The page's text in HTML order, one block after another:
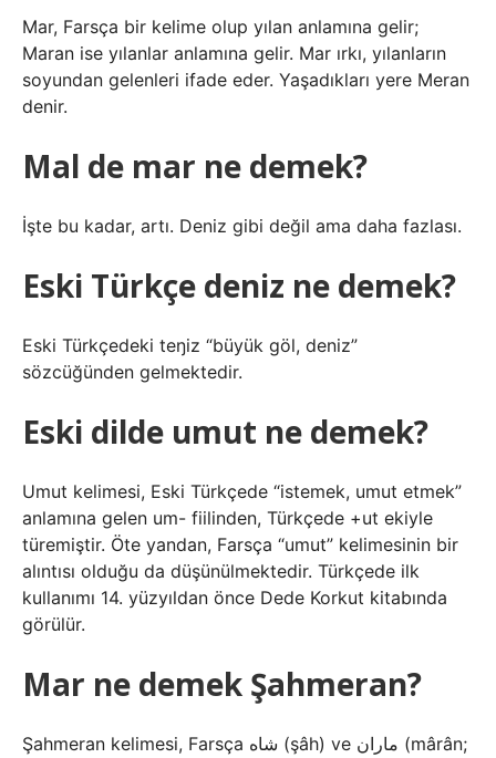
Mar, Farsça bir kelime olup yılan anlamına gelir;
Maran ise yılanlar anlamına gelir. Mar ırkı, yılanların
soyundan gelenleri ifade eder. Yaşadıkları yere Meran
denir.
Mal de mar ne demek?
İşte bu kadar, artı. Deniz gibi değil ama daha fazlası.
Eski Türkçe deniz ne demek?
Eski Türkçedeki teŋiz “büyük göl, deniz”
sözcüğünden gelmektedir.
Eski dilde umut ne demek?
Umut kelimesi, Eski Türkçede “istemek, umut etmek”
anlamına gelen um- fiilinden, Türkçede +ut ekiyle
türemiştir. Öte yandan, Farsça “umut” kelimesinin bir
alıntısı olduğu da düşünülmektedir. Türkçede ilk
kullanımı 14. yüzyıldan önce Dede Korkut kitabında
görülür.
Mar ne demek Şahmeran?
Şahmeran kelimesi, Farsça شاه (şâh) ve ماران (mârân;